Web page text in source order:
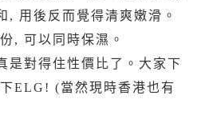
, 用後反而覺得清爽嫩滑。
, 可以同時保濕。
是對得住性價比了。大家下
ELG! (當然現時香港也有